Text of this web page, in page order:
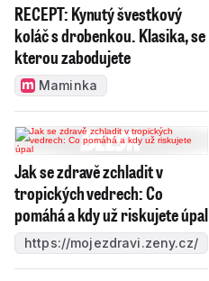
RECEPT: Kynutý švestkový
koláč s drobenkou. Klasika, se
kterou zabodujete
Maminka
Jak se zdravě zchladit v
tropických vedrech: Co
pomáhá a kdy už riskujete úpal
https://mojezdravi.zeny.cz/